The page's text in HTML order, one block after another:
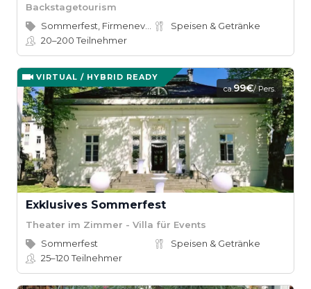
Backstagetourism
Speisen & Getränke
20–200Teilnehmer
VIRTUAL / HYBRID READY
ca.99€/ Pers.
Exklusives Sommerfest
Theater im Zimmer - Villa für Events
Sommerfest
Speisen & Getränke
25–120Teilnehmer